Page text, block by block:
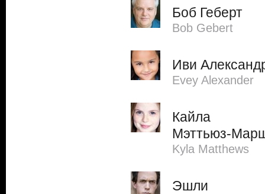
Боб Геберт
Bob Gebert
Иви
Evey Alexander
Кайла
Мэттьюз-
Kyla Matthews
Эшли